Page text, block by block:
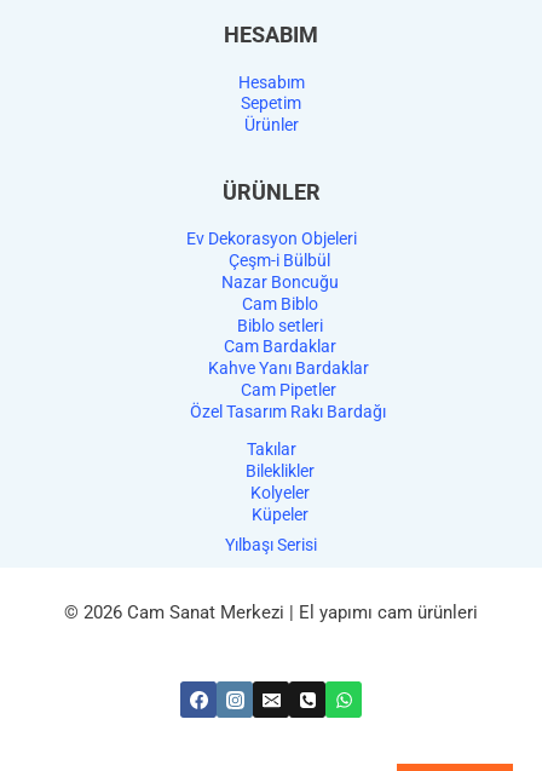
HESABIM
Hesabım
Sepetim
Ürünler
ÜRÜNLER
Ev Dekorasyon Objeleri
Çeşm-i Bülbül
Nazar Boncuğu
Cam Biblo
Biblo setleri
Cam Bardaklar
Kahve Yanı Bardaklar
Cam Pipetler
Özel Tasarım Rakı Bardağı
Takılar
Bileklikler
Kolyeler
Küpeler
Yılbaşı Serisi
© 2026 Cam Sanat Merkezi | El yapımı cam ürünleri